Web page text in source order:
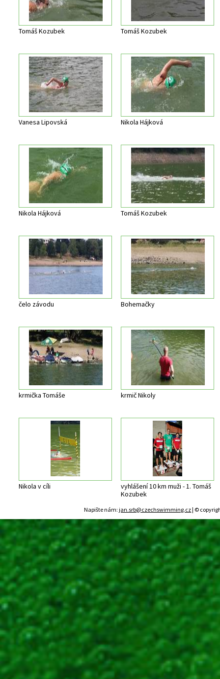
Tomáš Kozubek Tomáš Kozubek
Vanesa Lipovská Nikola Hájková
Nikola Hájková Tomáš Kozubek
čelo závodu Bohemačky
krmička Tomáše krmič Nikoly
Nikola v cíli
vyhlášení 10 km muži - 1. Tomáš
Kozubek
Napište nám:jan.srb@czechswimming.cz| ©